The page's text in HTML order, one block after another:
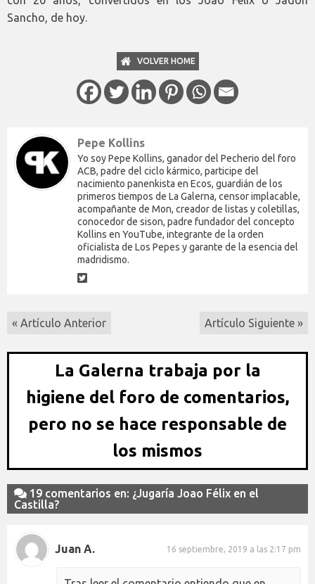
Sancho, de hoy.
VOLVER HOME
Pepe Kollins
Yo soy Pepe Kollins, ganador del Pecherio del foro
ACB, padre del ciclo kármico, participe del
nacimiento panenkista en Ecos, guardián de los
primeros tiempos de La Galerna, censor implacable,
acompañante de Mon, creador de listas y coletillas,
conocedor de sison, padre fundador del concepto
Kollins en YouTube, integrante de la orden
oficialista de Los Pepes y garante de la esencia del
madridismo.
« Artículo Anterior Artículo Siguiente »
La Galerna trabaja por la
higiene del foro de comentarios,
pero no se hace responsable de
los mismos
19 comentarios en: ¿Jugaría Joao Félix en el
Castilla?
Juan A. 16 septiembre, 2019 a las 2:17 pm